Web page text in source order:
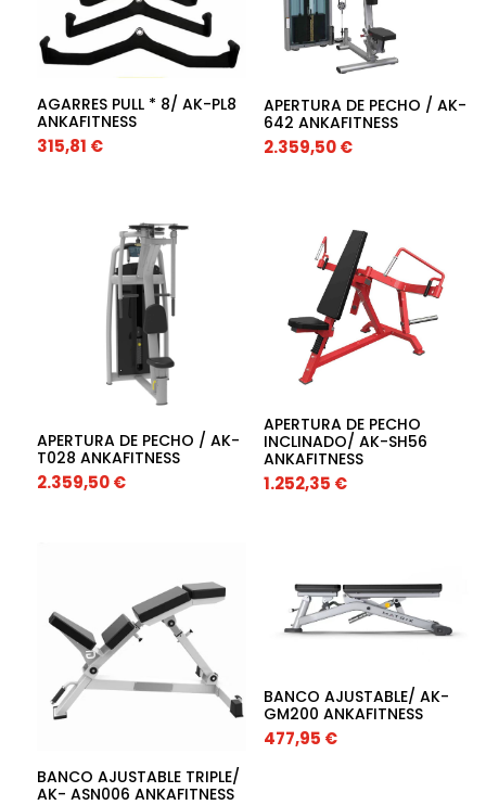
AGARRES PULL * 8/ AK-PL8
ANKAFITNESS
315,81 €
APERTURA DE PECHO / AK-
642 ANKAFITNESS
2.359,50€
APERTURA DE PECHO / AK-
T028 ANKAFITNESS
2.359,50€
APERTURA DE PECHO
INCLINADO/ AK-SH56
ANKAFITNESS
1.252,35 €
BANCO AJUSTABLE TRIPLE/
AK- ASN006 ANKAFITNESS
BANCO AJUSTABLE/ AK-
GM200 ANKAFITNESS
477,95 €